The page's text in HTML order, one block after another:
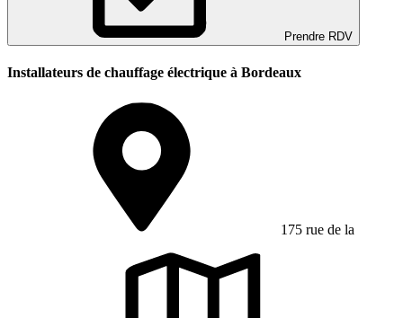
Prendre RDV
Installateurs de chauffage électrique à Bordeaux
175 rue de la